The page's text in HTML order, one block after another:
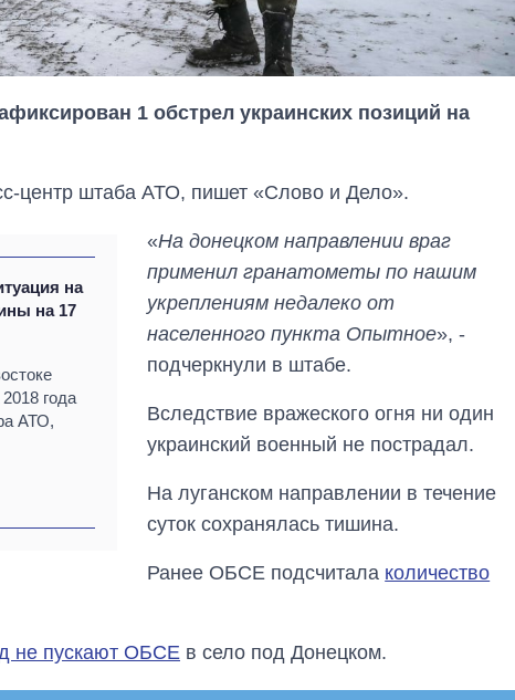
1 обстрел украинских позиций на
центр штаба АТО, пишет «Слово и Дело».
на
на 17
года
АТО,
«На донецком направлении враг
применил гранатометы по нашим
укреплениям недалеко от
населенного пункта Опытное», -
подчеркнули в штабе.
Вследствие вражеского огня ни один
украинский военный не пострадал.
На луганском направлении в течение
суток сохранялась тишина.
Ранее ОБСЕ подсчитала количество
не пускают ОБСЕ в село под Донецком.
Сколько
время большой